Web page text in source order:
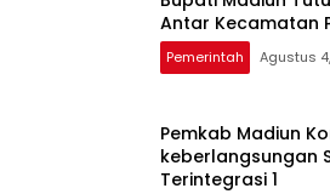
Antar Kecamatan
Pemerintah Agustus
Pemkab Madiun
keberlangsungan
Terintegrasi 1